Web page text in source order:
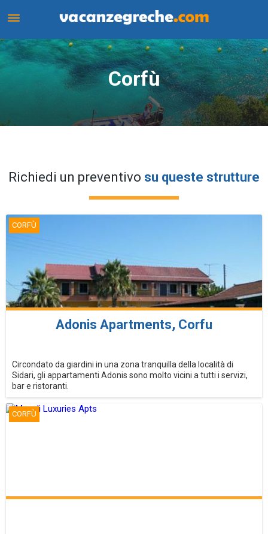
Corfù
Richiedi un preventivo su queste strutture
CORFÙ
Adonis Apartments, Corfu
Circondato da giardini in una zona tranquilla della località di
Sidari, gli appartamenti Adonis sono molto vicini a tutti i servizi,
bar e ristoranti.
CORFÙ